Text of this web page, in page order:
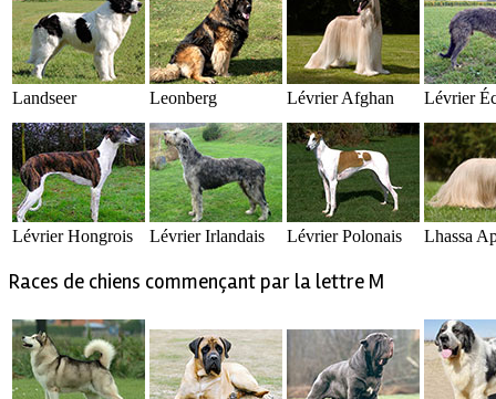
Landseer Leonberg Lévrier Afghan Lévrier
Lévrier Hongrois Lévrier Irlandais Lévrier Polonais Lhassa
Races de chiens commençant par la lettre M